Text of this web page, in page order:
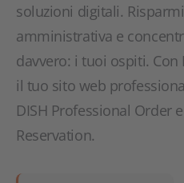
soluzioni digitali.
amministrativa e
davvero: i tuoi ospiti.
il tuo sito web
DISH Professional Order
Reservation.